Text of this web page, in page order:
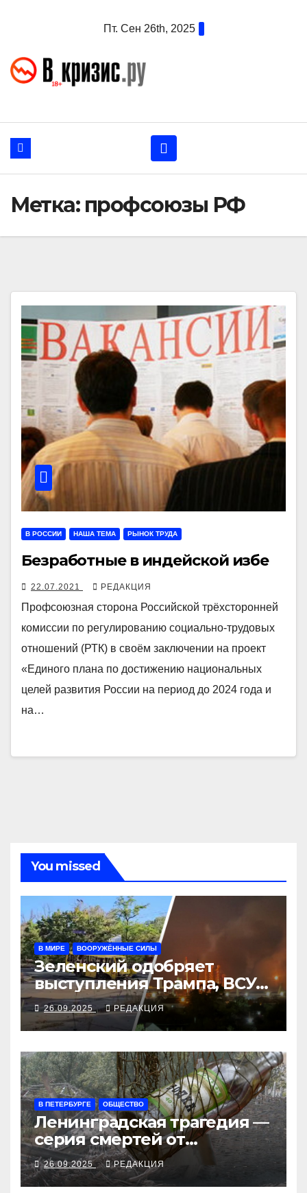
Пт. Сен 26th, 2025
Метка: профсоюзы РФ
В РОССИИ НАША ТЕМА РЫНОК ТРУДА
Безработные в индейской избе
22.07.2021 РЕДАКЦИЯ
Профсоюзная сторона Российской трёхсторонней
комиссии по регулированию социально-трудовых
отношений (РТК) в своём заключении на проект
«Единого плана по достижению национальных
целей развития России на период до 2024 года и
на…
You missed
В МИРЕ ВООРУЖЁННЫЕ СИЛЫ
Зеленский одобряет
выступления Трампа, ВСУ
закрыли Добропольский
рубеж
26.09.2025 РЕДАКЦИЯ
В ПЕТЕРБУРГЕ ОБЩЕСТВО
Ленинградская трагедия —
серия смертей от
алкосуррогата
26.09.2025 РЕДАКЦИЯ